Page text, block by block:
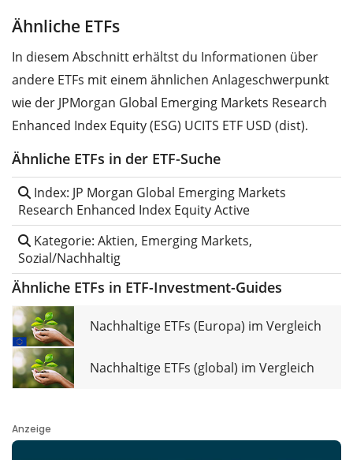
Ähnliche ETFs
In diesem Abschnitt erhältst du Informationen über
andere ETFs mit einem ähnlichen Anlageschwerpunkt
wie der JPMorgan Global Emerging Markets Research
Enhanced Index Equity (ESG) UCITS ETF USD (dist).
Ähnliche ETFs in der ETF-Suche
Index: JP Morgan Global Emerging Markets
Research Enhanced Index Equity Active
Kategorie: Aktien, Emerging Markets,
Sozial/Nachhaltig
Ähnliche ETFs in ETF-Investment-Guides
Nachhaltige ETFs (Europa) im Vergleich
Nachhaltige ETFs (global) im Vergleich